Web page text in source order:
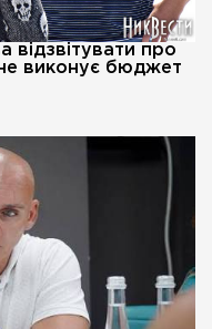
відзвітувати про
виконує бюджет